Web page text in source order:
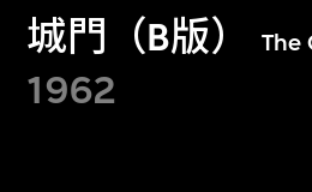
城門（B版） The
1962